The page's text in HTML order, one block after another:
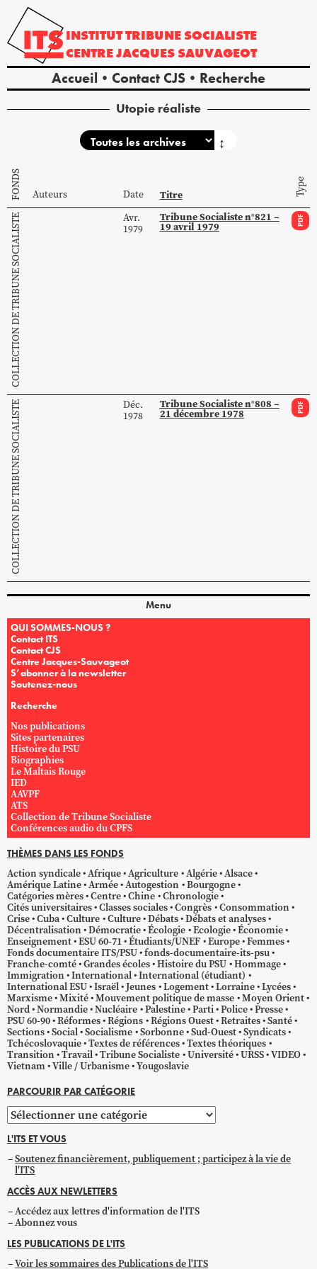
INSTITUTTRIBUNE SOCIALISTE
CENTREJACQUES SAUVAGEOT
Accueil Contact CJS Recherche
Utopie réaliste
↕
FONDS Auteurs Date Titre Type
COLLECTION DE TRIBUNE SOCIALISTE
Avr.
1979
Tribune Socialiste n°821 –
19 avril 1979 PDF
COLLECTION DE TRIBUNE SOCIALISTE
Déc.
1978
Tribune Socialiste n°808 –
21 décembre 1978 PDF
Menu
QUI SOMMES-NOUS ?
Contact ITS
Contact CJS
Centre Jacques-Sauvageot
S’abonner à la newsletter
Soutenez-nous
Recherche
Nos publications
Sites partenaires
Histoire du PSU
Biographies
Le Maltais Rouge
IED
AAVPF
ATS
Collection de Tribune Socialiste
Conférences audio du CPFS
THÈMES DANS LES FONDS
Action syndicale Afrique Agriculture Algérie Alsace
Amérique Latine Armée Autogestion
Bourgogne
Catégories mères Centre Chine Chronologie
Cités universitaires Classes sociales Congrès Consommation
Crise Cuba Culture Culture Débats Débats et analyses
Décentralisation Démocratie Écologie Ecologie Économie
Enseignement ESU 60-71 Étudiants/UNEF Europe Femmes
Fonds documentaire ITS/PSU fonds-documentaire-its-psu
Franche-comté Grandes écoles Histoire du PSU Hommage
Immigration International International (étudiant)
International ESU Israël Jeunes Logement Lorraine Lycées
Marxisme Mixité Mouvement politique de masse Moyen Orient
Nord Normandie Nucléaire Palestine Parti Police Presse
PSU 60-90 Réformes Régions Régions Ouest Retraites Santé
Sections Social Socialisme Sorbonne Sud-Ouest Syndicats
Tchécoslovaquie Textes de références Textes théoriques
Transition Travail Tribune Socialiste Université URSS VIDEO
Vietnam Ville / Urbanisme Yougoslavie
PARCOURIR PAR CATÉGORIE
Parcourir
par
catégorie
L'ITS ET VOUS
Soutenez financièrement, publiquement ; participez à la vie de
l'ITS
ACCÈS AUX NEWLETTERS
Accédez aux lettres d'information de l'ITS
Abonnez vous
LES PUBLICATIONS DE L'ITS
Voir les sommaires des Publications de l'ITS